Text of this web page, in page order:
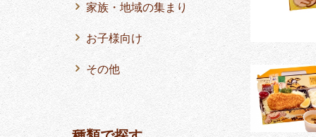
家族・地域の集まり
お子様向け
その他